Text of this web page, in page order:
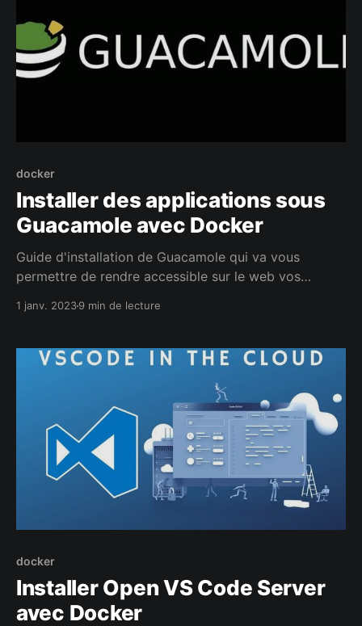
docker
Installer des applications sous
Guacamole avec Docker
Guide d'installation de Guacamole qui va vous
permettre de rendre accessible sur le web vos
1 janv. 20239 min de lecture
docker
Installer Open VS Code Server
avec Docker